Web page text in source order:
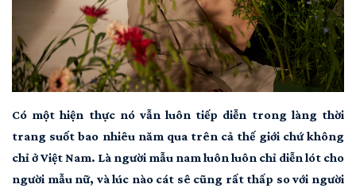
Có một hiện thực nó vẫn luôn tiếp diễn trong làng thời
trang suốt bao nhiêu năm qua trên cả thế giới chứ không
chỉ ở Việt Nam. Là người mẫu nam luôn luôn chỉ diễn lót cho
người mẫu nữ, và lúc nào cát sê cũng rất thấp so với người